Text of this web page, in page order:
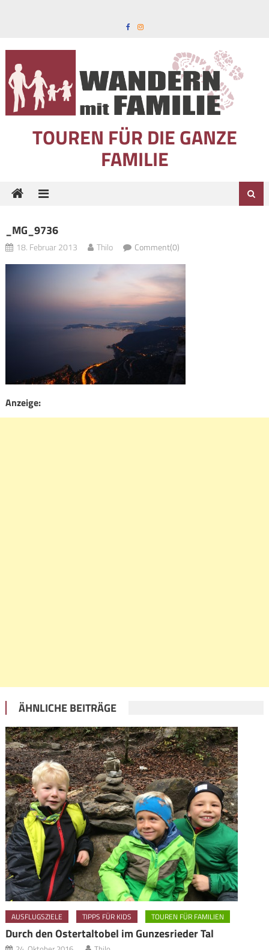
TOUREN FÜR DIE GANZE
FAMILIE
_MG_9736
18. Februar 2013 Thilo Comment(0)
Anzeige:
ÄHNLICHE BEITRÄGE
AUSFLUGSZIELE TIPPS FÜR KIDS TOUREN FÜR FAMILIEN
Durch den Ostertaltobel im Gunzesrieder Tal